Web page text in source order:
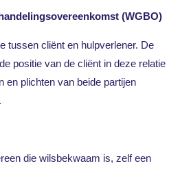
(WGBO)
tussen cliënt en hulpverlener. De
positie van de cliënt in deze relatie
en plichten van beide partijen
die wilsbekwaam is, zelf een